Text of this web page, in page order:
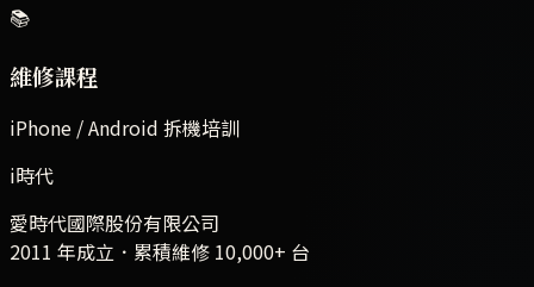
📚
維修課程
iPhone / Android 拆機培訓
i時代
愛時代國際股份有限公司
2011 年成立．累積維修 10,000+ 台